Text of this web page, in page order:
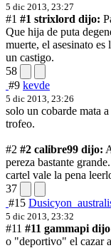
5 dic 2013, 23:27
#1 #1 strixlord dijo:
Que hija de puta
muerte, el asesinato es
un castigo.
58
#9 kevde
5 dic 2013, 23:26
solo un cobarde mata
trofeo.
#2 #2 calibre99 dijo:
pereza bastante
cartel vale la pena
37
#15
5 dic 2013, 23:32
#11 #11 gammapi
o "deportivo" el cazar